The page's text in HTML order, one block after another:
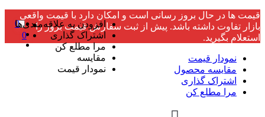
قیمت ها در حال بروز رسانی است و امکان دارد با قیمت واقعی
بازار تفاوت داشته باشد. پیش از ثبت سفارش قیمت بروز را
استعلام بگیرید.
نمودار قیمت
مقایسه محصول
اشتراک گذاری
مرا مطلع کن
0
0
افزودن به علاقه‌مندی‌ها
اشتراک گذاری
مرا مطلع کن
مقایسه
نمودار قیمت